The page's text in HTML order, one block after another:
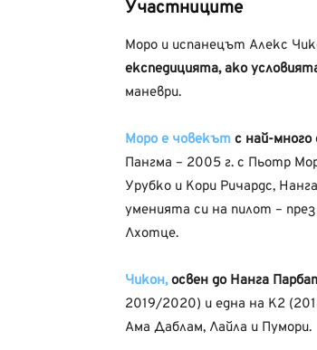
Участниците
Моро и испанецът Алекс
експедицията, ако
маневри.
Моро е човекът с най-много
Пангма – 2005 г. с Пьотр
Урубко и Кори Ричардс,
уменията си на пилот –
Лхотце.
Чикон,освен до Нанга
2019/2020) и една на К2
Ама Даблам, Лайла и Пумори.